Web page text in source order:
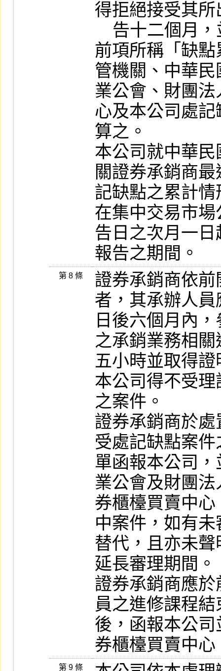
得拒絕接受其
前項所稱「缺
管機關、中華
業公會、財團
心及本公司處
算之。
本公司就中華
關證券承銷商
記缺點之累計
在集中交易市
告日之次月一
報告之期間。
第 8 條
證券承銷商依
者，其承辦人
日後六個月內
之承銷業務相
五小時並取得
本公司得不受
之案件。
證券承銷商於
受處記缺點案
單函報本公司
業公會及財團
券櫃檯買賣中
中案件，如有
替代，且亦未
延長審理期間。
證券承銷商應
員之進修課程
後，函報本公
券櫃檯買賣中心
第 9 條